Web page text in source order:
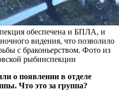
обеспечена и БПЛА, и
видения, что позволило
с браконьерством. Фото из
рыбинспекции
о появлении в отделе
Что это за группа?